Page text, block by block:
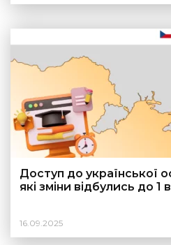
Доступ до української
які зміни відбулись до 1
16.09.2025